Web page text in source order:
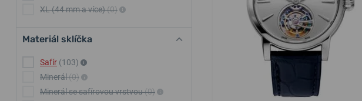
XL (44 mm a více)(0)
Materiál sklíčka
Safír (103)
Minerál(0)
Minerál se safírovou vrstvou(0)